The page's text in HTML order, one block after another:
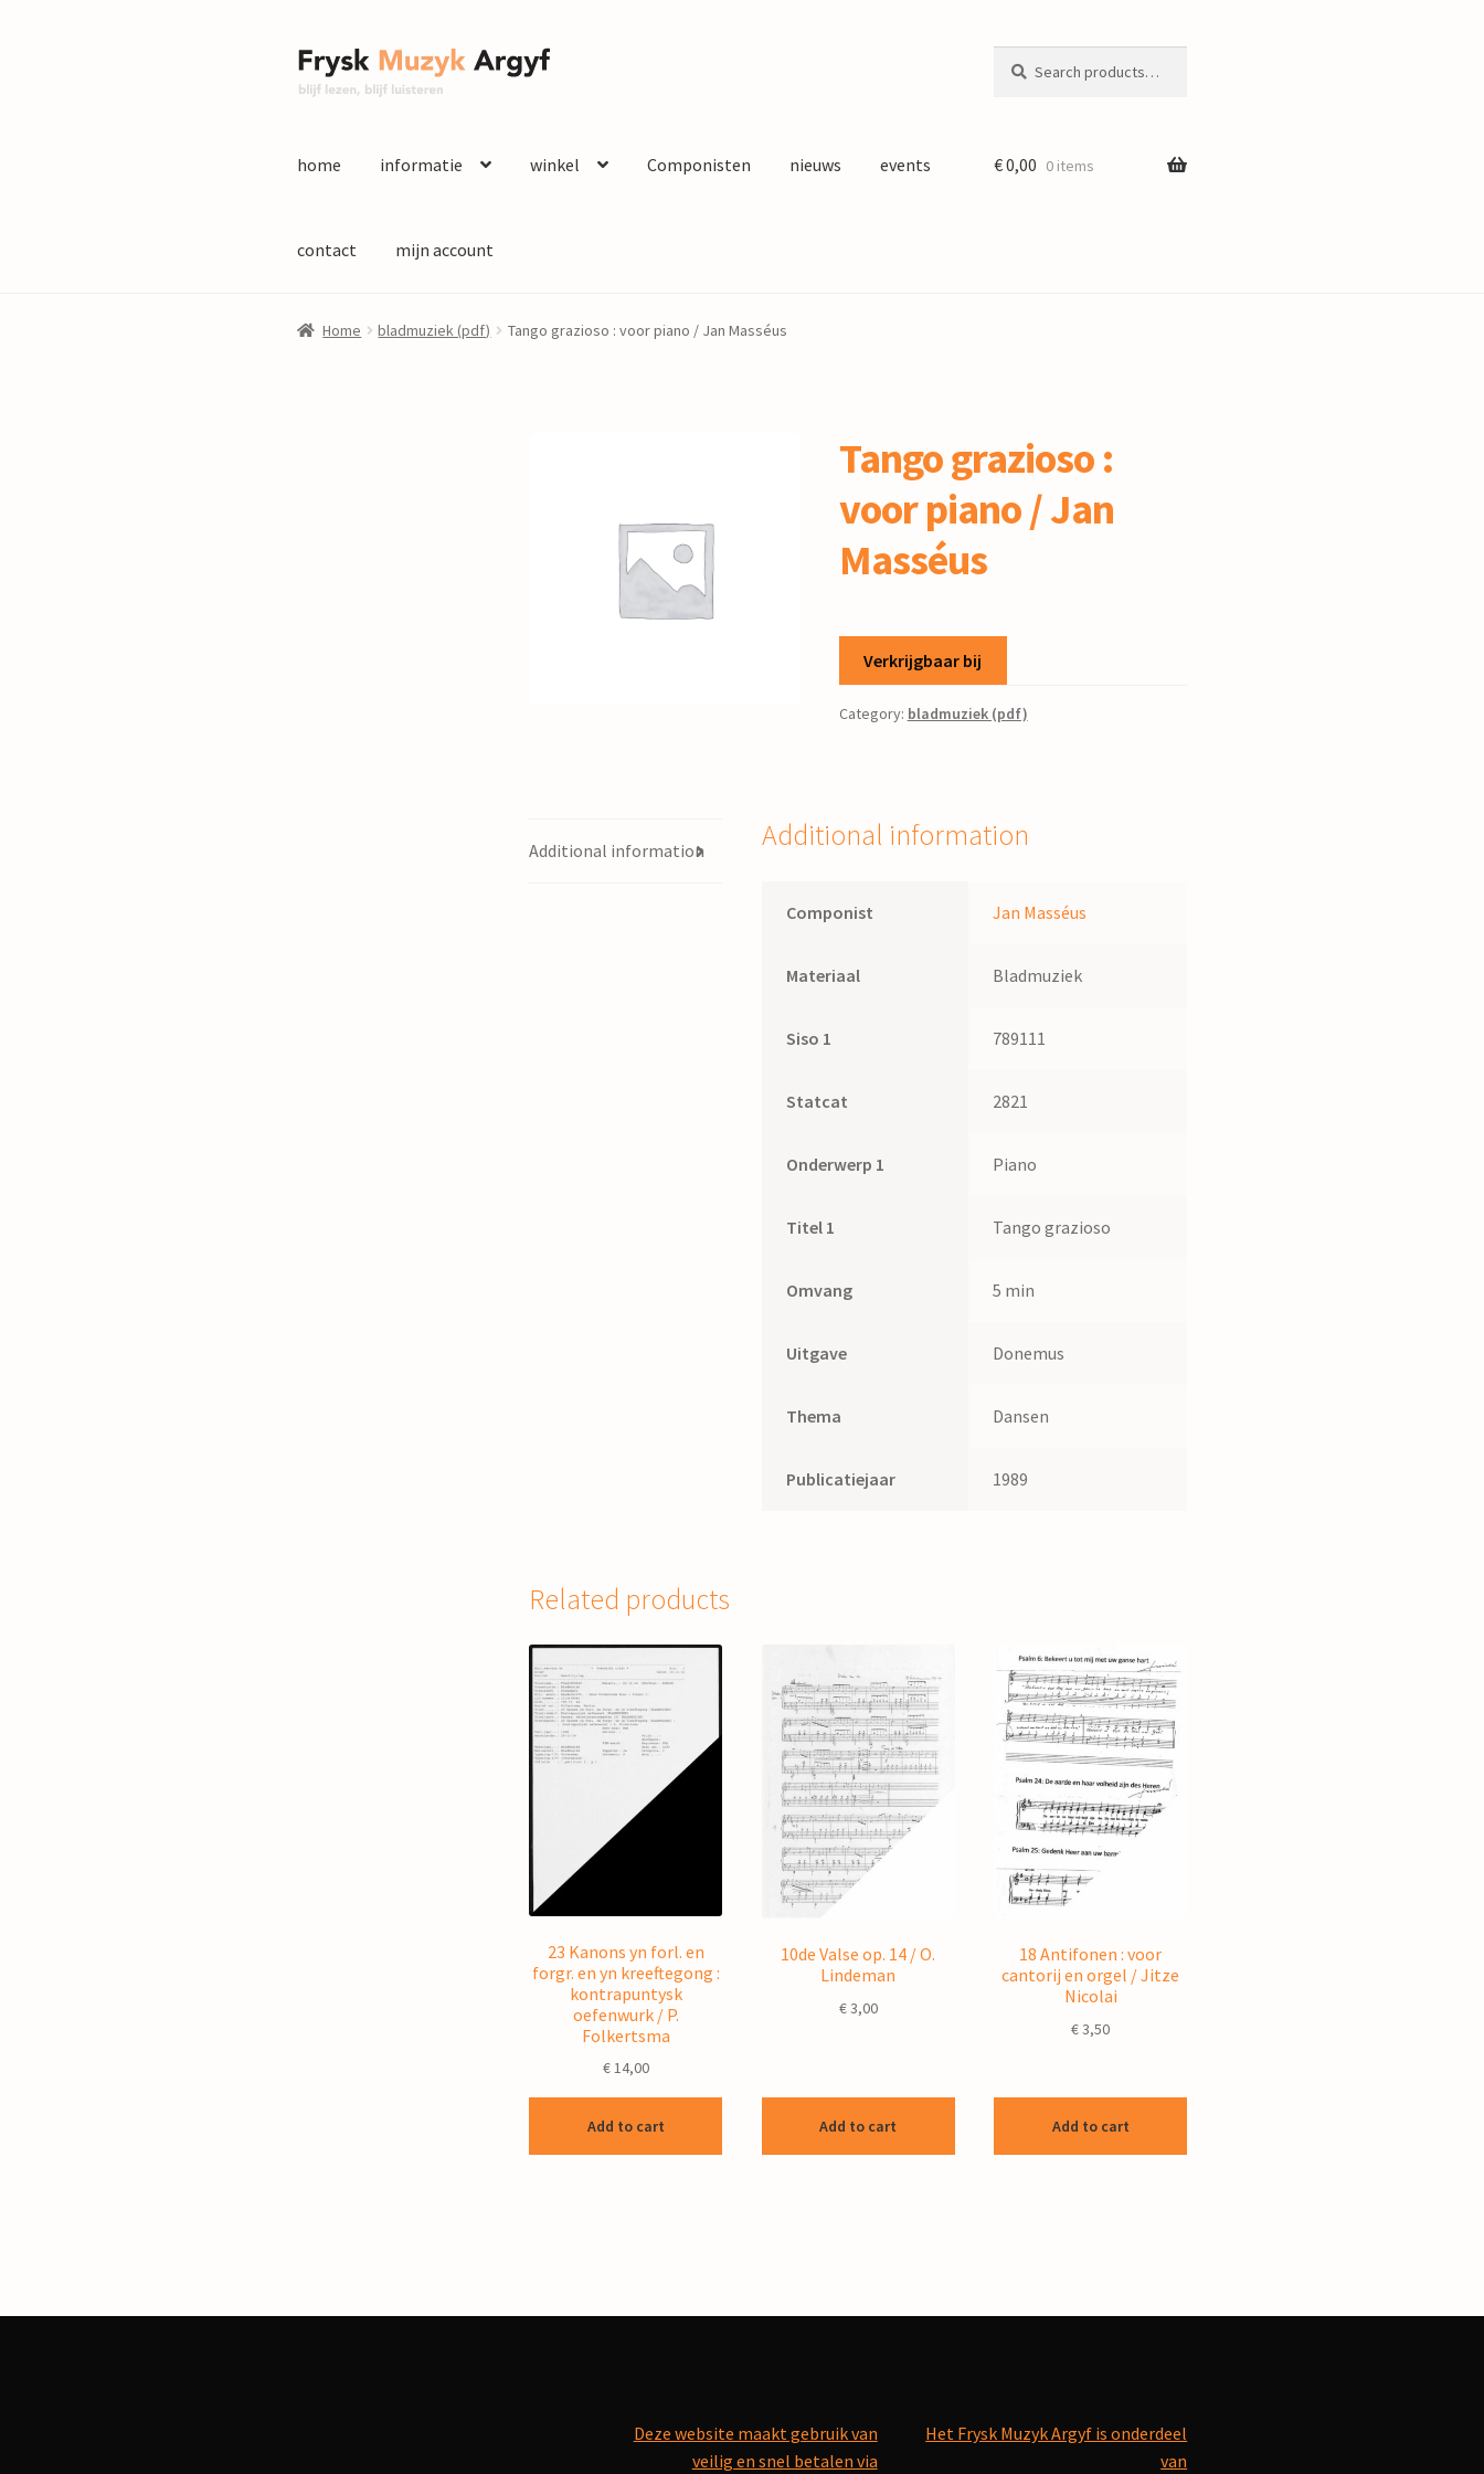
Ga
door
Ga
naar
for:
home informatie winkel Componisten nieuws events
contact mijn account
€0,00 0 items
Home bladmuziek (pdf) Tango grazioso : voor piano / Jan Masséus
Tango grazioso :
voor piano / Jan
Masséus
Verkrijgbaar bij
Category: bladmuziek (pdf)
Additional information Additional information
Componist Jan Masséus
Materiaal Bladmuziek
Siso 1 789111
Statcat 2821
Onderwerp 1 Piano
Titel 1 Tango grazioso
Omvang 5 min
Uitgave Donemus
Thema Dansen
Publicatiejaar 1989
Related products
23 Kanons yn forl. en
forgr. en yn kreeftegong :
kontrapuntysk
oefenwurk / P.
Folkertsma
€14,00
Add to cart
10de Valse op. 14 / O.
Lindeman
€3,00
Add to cart
18 Antifonen : voor
cantorij en orgel / Jitze
Nicolai
€3,50
Add to cart
Deze website maakt gebruik van
veilig en snel betalen via
Het Frysk Muzyk Argyf is onderdeel
van